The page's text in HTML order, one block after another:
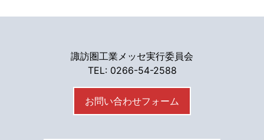
諏訪圏工業メッセ実行委員会
TEL: 0266-54-2588
お問い合わせフォーム